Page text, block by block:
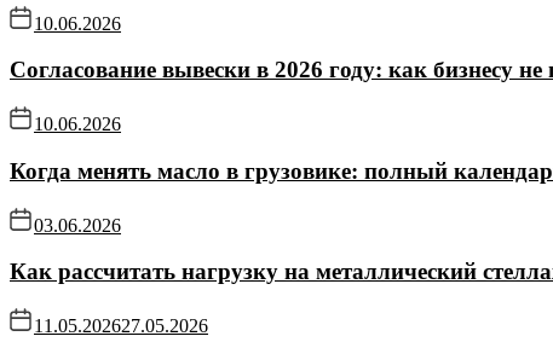
10.06.2026
Согласование вывески в 2026 году: как бизнесу
10.06.2026
Когда менять масло в грузовике: полный
03.06.2026
Как рассчитать нагрузку на металлический
11.05.202627.05.2026